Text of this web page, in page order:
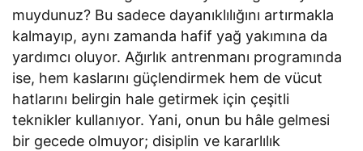
muydunuz? Bu sadece dayanıklılığını artırmakla
kalmayıp, aynı zamanda hafif yağ yakımına da
yardımcı oluyor. Ağırlık antrenmanı programında
ise, hem kaslarını güçlendirmek hem de vücut
hatlarını belirgin hale getirmek için çeşitli
teknikler kullanıyor. Yani, onun bu hâle gelmesi
bir gecede olmuyor; disiplin ve kararlılık